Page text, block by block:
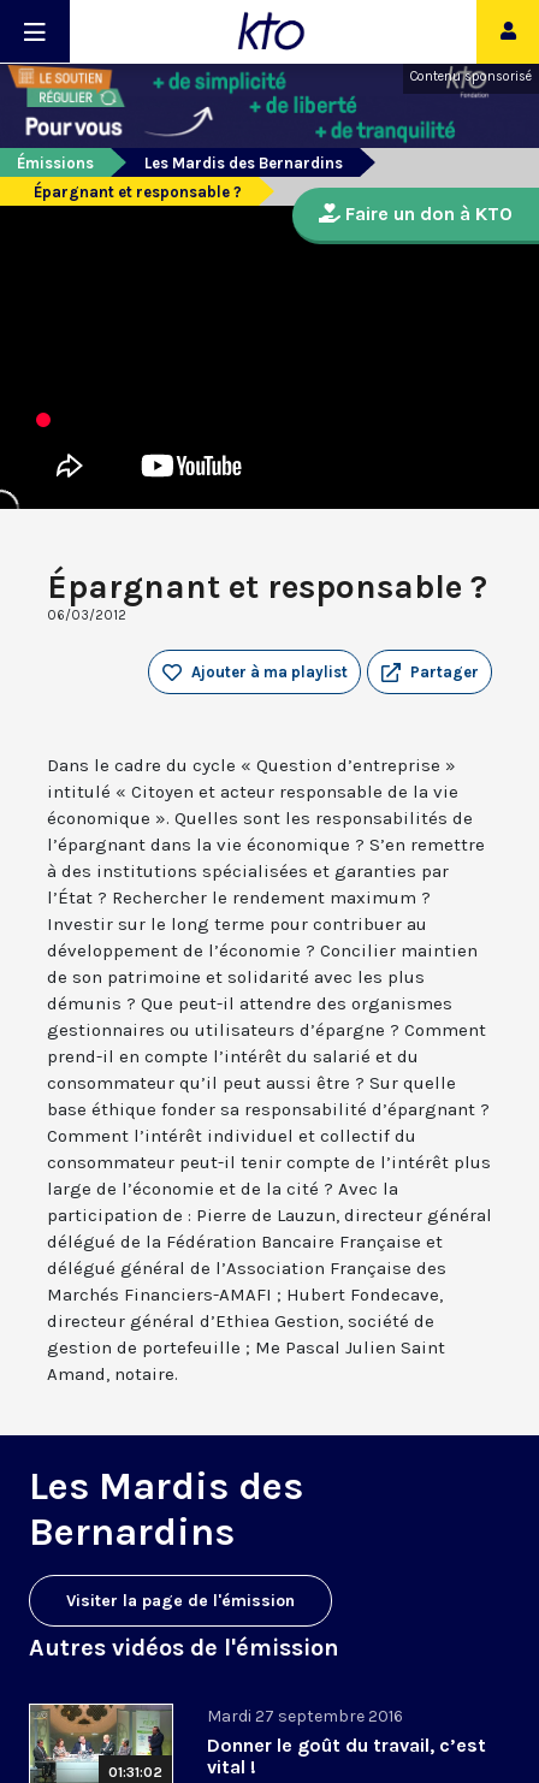
Contenu sponsorisé
Émissions
Les Mardis des Bernardins
Épargnant et responsable ?
Épargnant et responsable ?
06/03/2012
Partager
Ajouter à ma playlist
Dans le cadre du cycle « Question d’entreprise »
intitulé « Citoyen et acteur responsable de la vie
économique ». Quelles sont les responsabilités de
l’épargnant dans la vie économique ? S’en remettre
à des institutions spécialisées et garanties par
l’État ? Rechercher le rendement maximum ?
Investir sur le long terme pour contribuer au
développement de l’économie ? Concilier maintien
de son patrimoine et solidarité avec les plus
démunis ? Que peut-il attendre des organismes
gestionnaires ou utilisateurs d’épargne ? Comment
prend-il en compte l’intérêt du salarié et du
consommateur qu’il peut aussi être ? Sur quelle
base éthique fonder sa responsabilité d’épargnant ?
Comment l’intérêt individuel et collectif du
consommateur peut-il tenir compte de l’intérêt plus
large de l’économie et de la cité ? Avec la
participation de : Pierre de Lauzun, directeur général
délégué de la Fédération Bancaire Française et
délégué général de l’Association Française des
Marchés Financiers-AMAFI ; Hubert Fondecave,
directeur général d’Ethiea Gestion, société de
gestion de portefeuille ; Me Pascal Julien Saint
Amand, notaire.
Les Mardis des
Bernardins
Visiter la page de l'émission
Autres vidéos de l'émission
01:31:02
Mardi 27 septembre 2016
Donner le goût du travail, c’est
vital !
Faire un don à KTO